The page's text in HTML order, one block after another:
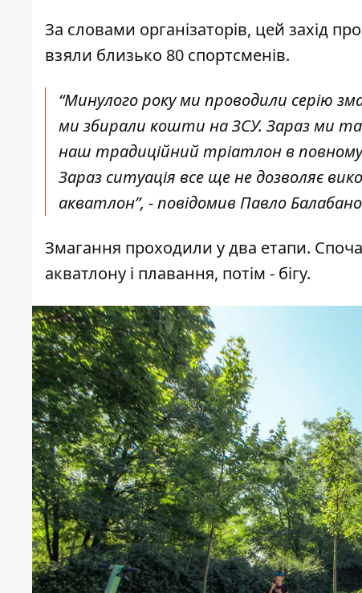
За словами організаторів, цей захід
взяли близько 80 спортсменів.
“Минулого року ми проводили серію
ми збирали кошти на ЗСУ. Зараз ми
наш традиційний тріатлон в
Зараз ситуація все ще не дозволяє
акватлон”, - повідомив Павло
Змагання проходили у два етапи.
акватлону і плавання, потім - бігу.